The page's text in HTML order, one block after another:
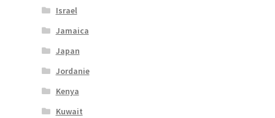
Israel
Jamaica
Japan
Jordanie
Kenya
Kuwait